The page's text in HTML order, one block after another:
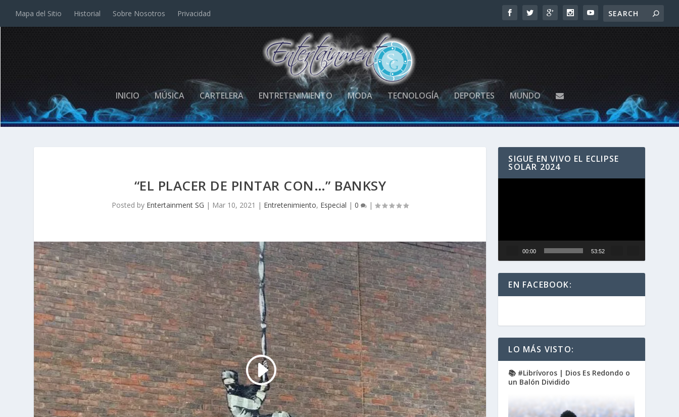
Mapa del Sitio Historial Sobre Nosotros Privacidad
INICIO MÚSICA CARTELERA ENTRETENIMIENTO MODA TECNOLOGÍA DEPORTES MUNDO
“EL PLACER DE PINTAR CON…” BANKSY
Posted by Entertainment SG | Mar 10, 2021 | Entretenimiento, Especial |0 |
SIGUE EN VIVO EL ECLIPSE
SOLAR 2024
00:00 53:52
EN FACEBOOK:
LO MÁS VISTO:
📚 #Librívoros | Dios Es Redondo o
un Balón Dividido